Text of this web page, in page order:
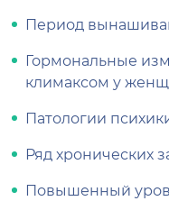
Период
Гормональные
климаксом у
Патологии
Ряд хронических
Повышенный